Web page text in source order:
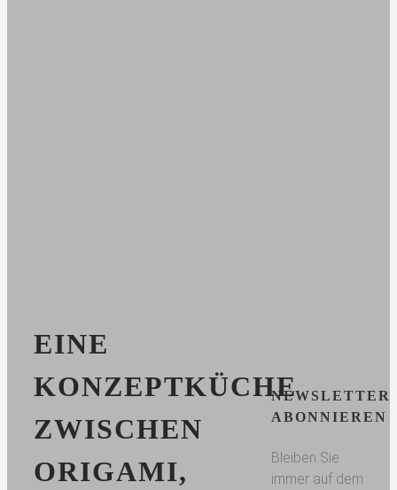
EINE
KONZEPTKÜCHE
ZWISCHEN
ORIGAMI,
NEWSLETTER
ABONNIEREN
Bleiben Sie
immer auf dem